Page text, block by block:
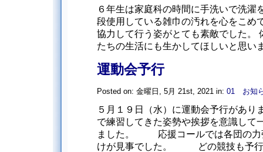
６年生は家庭科の時間に手洗いで洗濯
段使用している雑巾の汚れを心をこめ
協力して行う姿がとても素敵でした。
たちの生活にも生かしてほしいと思い
運動会予行
Posted on: 金曜日, 5月 21st, 2021 in: 01 お知
５月１９日（水）に運動会予行があり
で練習してきた姿勢や挨拶を意識して
ました。 応援コールでは各団の力
けが見事でした。 どの競技も予